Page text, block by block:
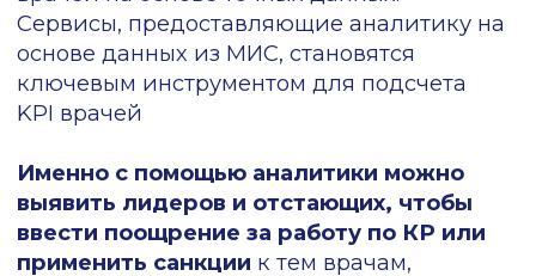
Главная
Блог
О компании
Продукты
ДМС
ИИ
ПН-ПТ: 10:00-19:00
Юр.адрес: Москва,
площадь Комсомольская 6, помещение 1,
офис 4
info@panaceadoc.ru